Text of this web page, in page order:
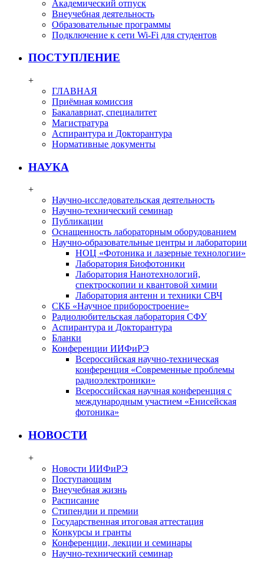
Академический отпуск
Внеучебная деятельность
Образовательные программы
Подключение к сети Wi-Fi для студентов
ПОСТУПЛЕНИЕ
+
ГЛАВНАЯ
Приёмная комиссия
Бакалавриат, специалитет
Магистратура
Аспирантура и Докторантура
Нормативные документы
НАУКА
+
Научно-исследовательская деятельность
Научно-технический семинар
Публикации
Оснащенность лабораторным оборудованием
Научно-образовательные центры и лаборатории
НОЦ «Фотоника и лазерные технологии»
Лаборатория Биофотоники
Лаборатория Нанотехнологий,
спектроскопии и квантовой химии
Лаборатория антенн и техники СВЧ
СКБ «Научное приборостроение»
Радиолюбительская лаборатория СФУ
Аспирантура и Докторантура
Бланки
Конференции ИИФиРЭ
Всероссийская научно-техническая
конференция «Современные проблемы
радиоэлектроники»
Всероссийская научная конференция с
международным участием «Енисейская
фотоника»
НОВОСТИ
+
Новости ИИФиРЭ
Поступающим
Внеучебная жизнь
Расписание
Стипендии и премии
Государственная итоговая аттестация
Конкурсы и гранты
Конференции, лекции и семинары
Научно-технический семинар